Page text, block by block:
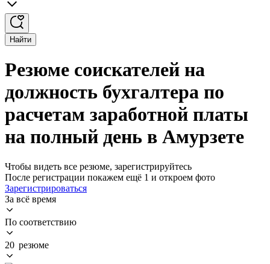
Найти
Резюме соискателей на
должность бухгалтера по
расчетам заработной платы
на полный день в Амурзете
Чтобы видеть все резюме, зарегистрируйтесь
После регистрации покажем ещё 1 и откроем фото
Зарегистрироваться
За всё время
По соответствию
20 резюме